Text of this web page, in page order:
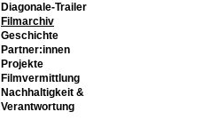
Diagonale-Trailer
Filmarchiv
Geschichte
Partner:innen
Projekte
Filmvermittlung
Nachhaltigkeit &
Verantwortung